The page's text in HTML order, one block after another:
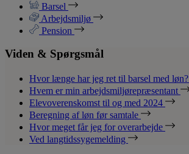
Barsel
Arbejdsmiljø
Pension
Viden & Spørgsmål
Hvor længe har jeg ret til barsel med løn?
Hvem er min arbejdsmiljørepræsentant
Elevoverenskomst til og med 2024
Beregning af løn før samtale
Hvor meget får jeg for overarbejde
Ved langtidssygemelding